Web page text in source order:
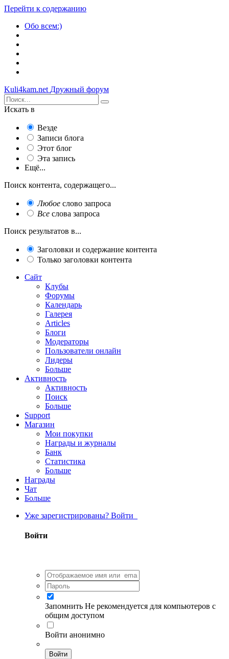
Перейти к содержанию
Обо всем:)
Kuli4kam.net Дружный форум
Искать в
Везде
Записи блога
Этот блог
Эта запись
Ещё...
Поиск контента, содержащего...
Любое слово запроса
Все слова запроса
Поиск результатов в...
Заголовки и содержание контента
Только заголовки контента
Сайт
Клубы
Форумы
Календарь
Галерея
Articles
Блоги
Модераторы
Пользователи онлайн
Лидеры
Больше
Активность
Активность
Поиск
Больше
Support
Магазин
Мои покупки
Награды и журналы
Банк
Статистика
Больше
Награды
Чат
Больше
Уже зарегистрированы? Войти
Войти
Запомнить Не рекомендуется для компьютеров с
общим доступом
Войти анонимно
Войти